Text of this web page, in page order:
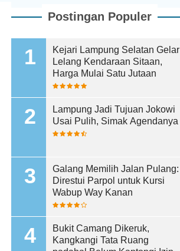
Postingan Populer
Kejari Lampung Selatan Gelar
Lelang Kendaraan Sitaan,
Harga Mulai Satu Jutaan
Lampung Jadi Tujuan Jokowi
Usai Pulih, Simak Agendanya
Galang Memilih Jalan Pulang:
Direstui Parpol untuk Kursi
Wabup Way Kanan
Bukit Camang Dikeruk,
Kangkangi Tata Ruang